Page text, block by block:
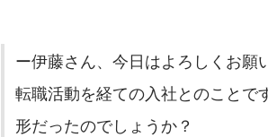
ー伊藤さん、今日はよろしくお願
転職活動を経ての入社とのことで
形だったのでしょうか？